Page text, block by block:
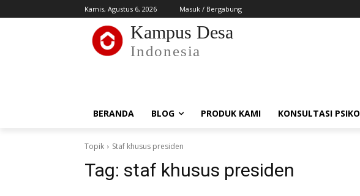
Kamis, Agustus 6, 2026 Masuk / Bergabung
Kampus Desa
Indonesia
BERANDA BLOG PRODUK KAMI KONSULTASI
Topik Staf khusus presiden
Tag: staf khusus presiden